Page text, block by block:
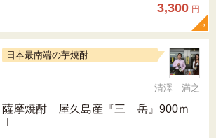
3,300 円
日本最南端の芋焼酎
清澤 満之
薩摩焼酎 屋久島産『三 岳』900ｍ
ｌ